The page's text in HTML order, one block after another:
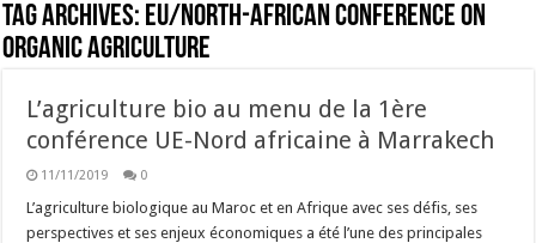
Tag Archives: EU/North-African Conference on
Organic Agriculture
L’agriculture bio au menu de la 1ère
conférence UE-Nord africaine à Marrakech
11/11/2019 0
L’agriculture biologique au Maroc et en Afrique avec ses défis, ses
perspectives et ses enjeux économiques a été l’une des principales